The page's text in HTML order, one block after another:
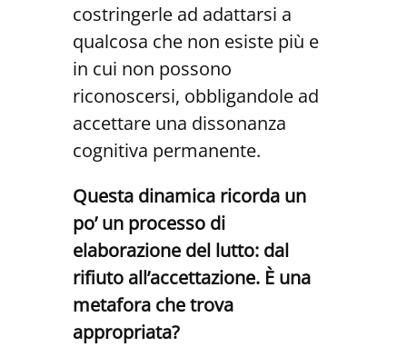
costringerle ad adattarsi a
qualcosa che non esiste più e
in cui non possono
riconoscersi, obbligandole ad
accettare una dissonanza
cognitiva permanente.
Questa dinamica ricorda un
po’ un processo di
elaborazione del lutto: dal
rifiuto all’accettazione. È una
metafora che trova
appropriata?